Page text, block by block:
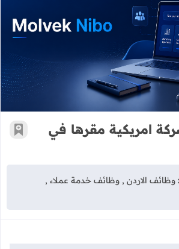
وظائف لدى شركة امريكية مقرها في
امريكية مقرها في
أضف
وظائف الاردن , وظائف خدمة عملاء ,